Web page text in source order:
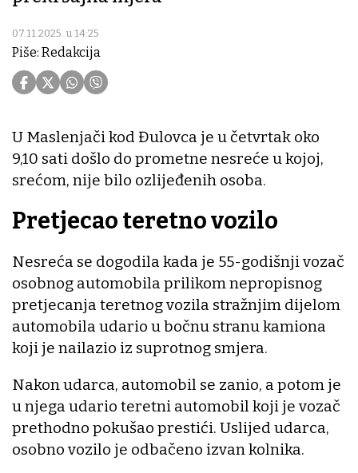
07.11.2025. u 14:25
Piše: Redakcija
U Maslenjači kod Đulovca je u četvrtak oko
9,10 sati došlo do prometne nesreće u kojoj,
srećom, nije bilo ozlijeđenih osoba.
Pretjecao teretno vozilo
Nesreća se dogodila kada je 55-godišnji vozač
osobnog automobila prilikom nepropisnog
pretjecanja teretnog vozila stražnjim dijelom
automobila udario u bočnu stranu kamiona
koji je nailazio iz suprotnog smjera.
Nakon udarca, automobil se zanio, a potom je
u njega udario teretni automobil koji je vozač
prethodno pokušao prestići. Uslijed udarca,
osobno vozilo je odbačeno izvan kolnika.